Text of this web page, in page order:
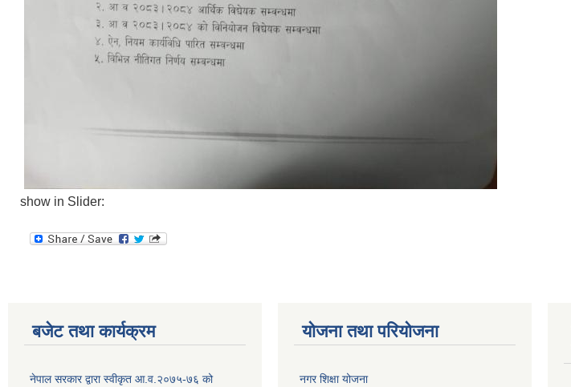
show in Slider:
बजेट तथा कार्यक्रम
नेपाल सरकार द्वारा स्वीकृत आ.व.२०७५-७६ को
योजना तथा परियोजना
नगर शिक्षा योजना